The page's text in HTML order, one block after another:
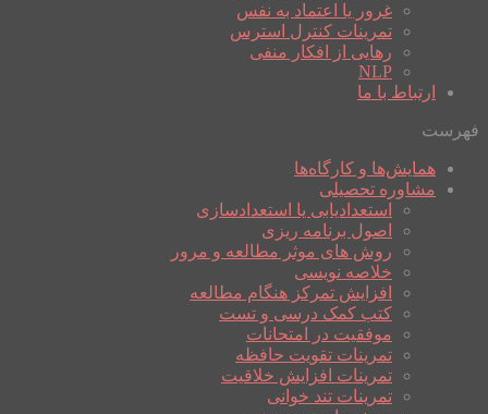
غرور یا اعتماد به نفس
تمرینات کنترل استرس
رهایی از افکار منفی
NLP
ارتباط با ما
فهرست
همایش‌ها و کارگاه‌ها
مشاوره تحصیلی
استعدادیابی یا استعدادسازی
اصول برنامه ریزی
روش های موثر مطالعه و مرور
خلاصه نویسی
افزایش تمرکز هنگام مطالعه
کتب کمک درسی و تست
موفقیت در امتحانات
تمرینات تقویت حافظه
تمرینات افزایش خلاقیت
تمرینات تند خوانی